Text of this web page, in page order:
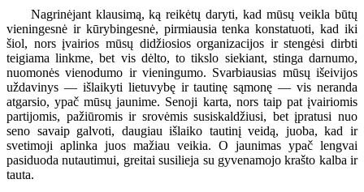
Nagrinėjant klausimą, ką reikėtų daryti, kad mūsų veikla būtų
vieningesnė ir kūrybingesnė, pirmiausia tenka konstatuoti, kad iki
šiol, nors įvairios mūsų didžiosios organizacijos ir stengėsi dirbti
teigiama linkme, bet vis dėlto, to tikslo siekiant, stinga darnumo,
nuomonės vienodumo ir vieningumo. Svarbiausias mūsų išeivijos
uždavinys — išlaikyti lietuvybę ir tautinę sąmonę — vis neranda
atgarsio, ypač mūsų jaunime. Senoji karta, nors taip pat įvairiomis
partijomis, pažiūromis ir srovėmis susiskaldžiusi, bet įpratusi nuo
seno savaip galvoti, daugiau išlaiko tautinį veidą, juoba, kad ir
svetimoji aplinka juos mažiau veikia. O jaunimas ypač lengvai
pasiduoda nutautimui, greitai susilieja su gyvenamojo krašto kalba ir
tauta.